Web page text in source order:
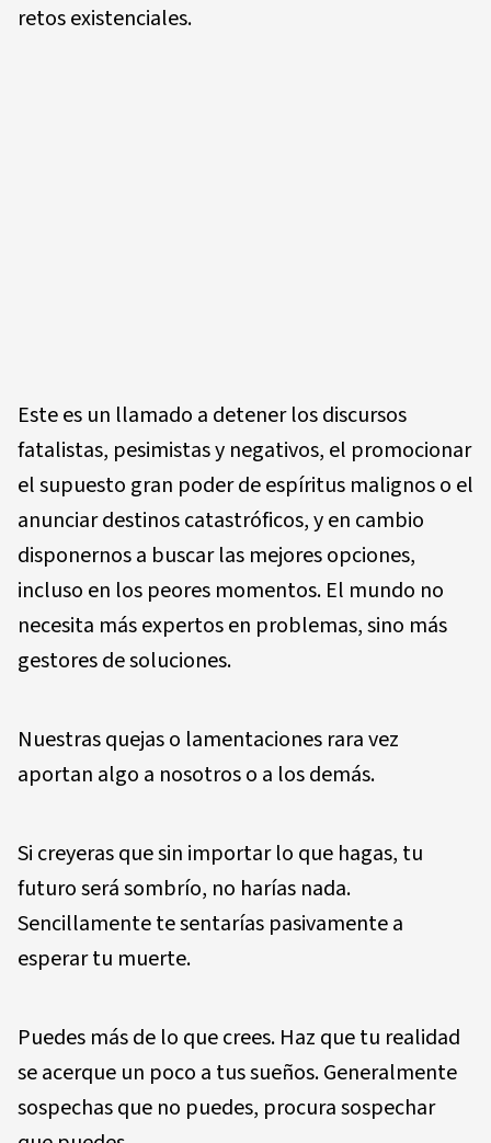
retos existenciales.
Este es un llamado a detener los discursos
fatalistas, pesimistas y negativos, el promocionar
el supuesto gran poder de espíritus malignos o el
anunciar destinos catastróficos, y en cambio
disponernos a buscar las mejores opciones,
incluso en los peores momentos. El mundo no
necesita más expertos en problemas, sino más
gestores de soluciones.
Nuestras quejas o lamentaciones rara vez
aportan algo a nosotros o a los demás.
Si creyeras que sin importar lo que hagas, tu
futuro será sombrío, no harías nada.
Sencillamente te sentarías pasivamente a
esperar tu muerte.
Puedes más de lo que crees. Haz que tu realidad
se acerque un poco a tus sueños. Generalmente
sospechas que no puedes, procura sospechar